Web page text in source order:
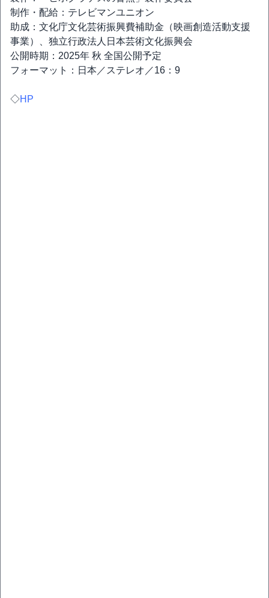
制作・配給：テレビマンユニオン
助成：文化庁文化芸術振興費補助金（映画創造活動支援
事業）、独立行政法人日本芸術文化振興会
公開時期：2025年 秋 全国公開予定
フォーマット：日本／ステレオ／16：9
◇HP